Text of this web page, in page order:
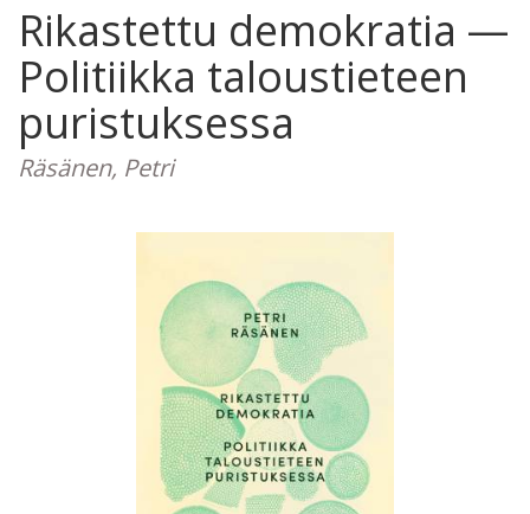
Rikastettu demokratia —
Politiikka taloustieteen
puristuksessa
Räsänen, Petri